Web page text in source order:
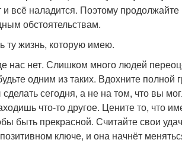
всё наладится. Поэтому
обстоятельствам.
ту жизнь, которую имею.
нас нет. Слишком много людей
одним из таких. Вдохните
сегодня, а не на том, что вы
что-то другое. Цените то, что
быть прекрасной. Считайте свои
ключе, и она начнёт